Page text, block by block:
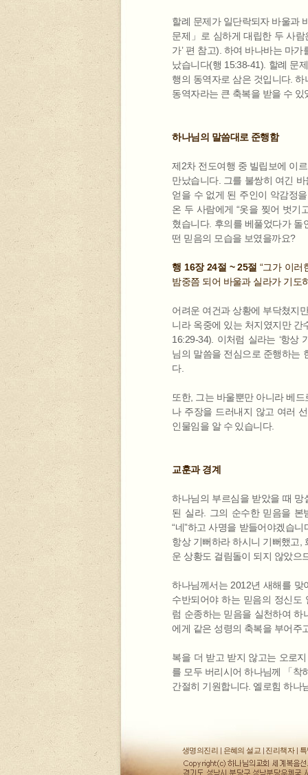
할례 문제가 일단락되자 바울과
문제」로 심하게 대립한 두 사람
가’ 편 참고). 하여 바나바는 마
났습니다(행 15:38-41). 할례 문
행의 동역자로 삼은 것입니다.
동역자라는 큰 축복을 받을 수 있
하나님의 말씀대로 준행함
제2차 전도여행 중 빌립보에 이
만났습니다. 그를 불쌍히 여긴
얻을 수 없게 된 주인이 악감정
온 두 사람에게 “옷을 찢어 벗기
혔습니다. 후의를 베풀었다가
떤 믿음의 모습을 보였을까요?
행 16장 24절 ~ 25절 “그가 이러
밤중쯤 되어 바울과 실라가 기도
어려운 여건과 상황에 부닥쳤지
니라 옥중에 있는 처지였지만 간
16:29-34). 이처럼 실라는 ‘항상
님의 말씀을 전심으로 준행하는
다.
또한, 그는 바울뿐만 아니라 베
나 주장을 드러내지 않고 여러
인물임을 알 수 있습니다.
교훈과 경계
하나님의 부르심을 받았을 때
된 실라. 그의 순수한 믿음을 본
“네”하고 사명을 받들어야겠습
항상 기뻐하라 하시니 기뻐했고,
운 상황도 걸림돌이 되지 않았으
하나님께서는 2012년 새해를
수반되어야 하는 믿음의 정신도
럼 순종하는 믿음을 실천하여 하
에게 같은 성령의 축복을 부어주
복을 더 받고 받지 않고는 오로
를 모두 버리시어 하나님께 「착
간절히 기원합니다. 엘로힘 하나
생명의진리 | 은혜의 설교 |진리책자| 특